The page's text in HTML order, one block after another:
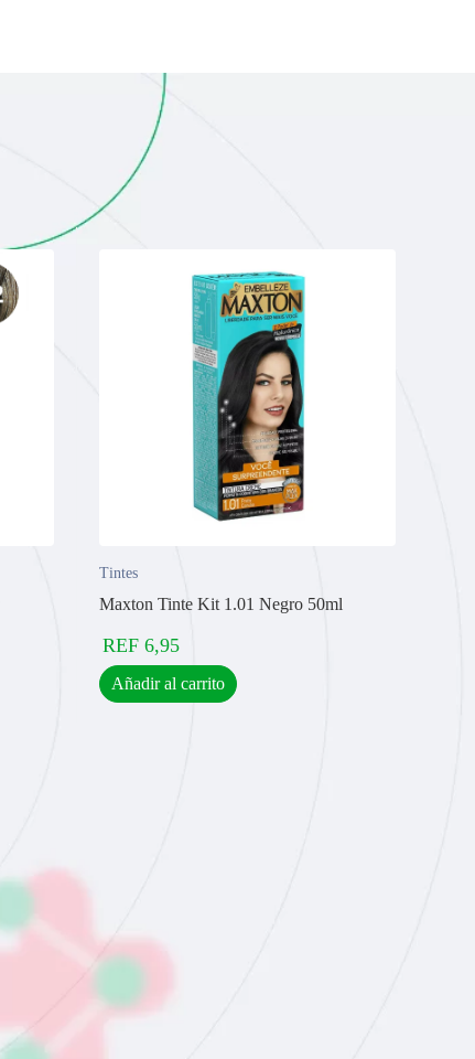
Tintes
Maxton Tinte Kit 1.01 Negro 50ml
REF 6,95
Añadir al carrito